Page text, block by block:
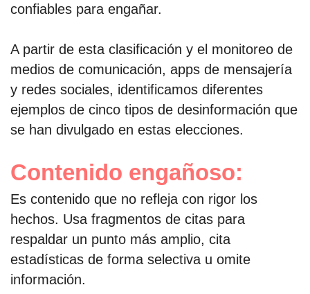
confiables para engañar.
A partir de esta clasificación y el monitoreo de
medios de comunicación, apps de mensajería
y redes sociales, identificamos diferentes
ejemplos de cinco tipos de desinformación que
se han divulgado en estas elecciones.
Contenido engañoso:
Es contenido que no refleja con rigor los
hechos. Usa fragmentos de citas para
respaldar un punto más amplio, cita
estadísticas de forma selectiva u omite
información.